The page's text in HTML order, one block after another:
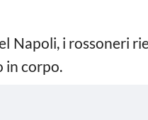
Napoli, i rossoneri
in corpo.